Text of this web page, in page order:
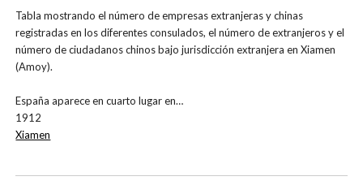
Tabla mostrando el número de empresas extranjeras y chinas
registradas en los diferentes consulados, el número de extranjeros y el
número de ciudadanos chinos bajo jurisdicción extranjera en Xiamen
(Amoy).
España aparece en cuarto lugar en…
1912
Xiamen